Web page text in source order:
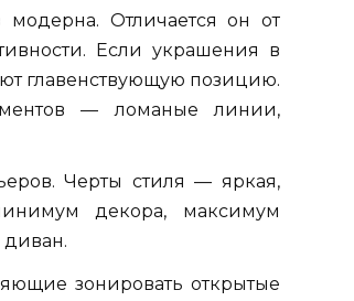
модерна. Отличается он от
Если украшения в
главенствующую позицию.
— ломаные линии,
Черты стиля — яркая,
декора, максимум
диван.
зонировать открытые